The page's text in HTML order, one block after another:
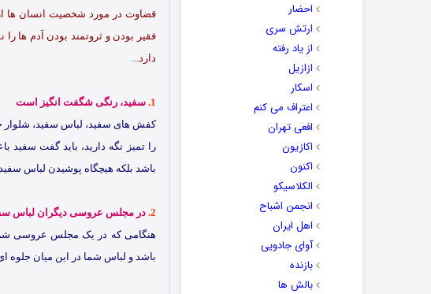
احضار
ارتش سری
از یاد رفته
ازازیل
اسکار
اعتراف می کنم
افعی تهران
اکازیون
اکنون
الکلاسیکو
انجمن اشباح
اهل ایران
آوای جادویی
بازنده
بالش ها
قضاوت در مورد شخصیت انسان ها
فقیر بودن و ثروتمند بودن آدم ها
دارد..
.
1. سفید، رنگی شگفت انگیز است
کفش های سفید، لباس سفید، شلوار
را تمیز نگه دارید، باید گفت
باشد بلکه هیچگاه پوشیدن لباس
2. در مجلس عروسی دیگران لباس
هنگامی که در یک مجلس عروسی
باشد و لباس شما در این میان جلوه